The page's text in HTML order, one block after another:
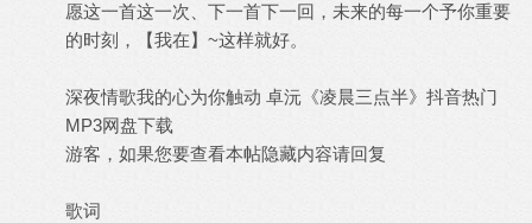
愿这一首这一次、下一首下一回，未来的每一个予你重要
的时刻，【我在】~这样就好。
深夜情歌我的心为你触动 卓沅《凌晨三点半》抖音热门
MP3网盘下载
游客，如果您要查看本帖隐藏内容请回复
歌词